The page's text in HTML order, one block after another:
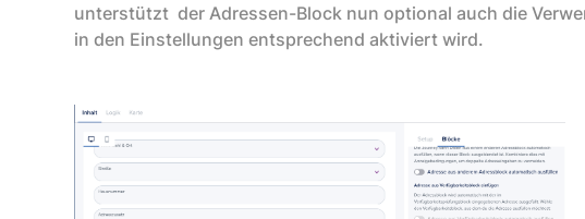
unterstützt der Adressen-Block nun optional auch die
in den Einstellungen entsprechend aktiviert wird.